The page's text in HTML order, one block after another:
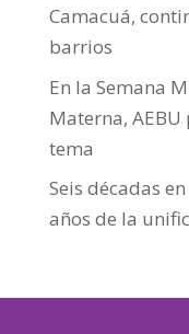
Camacuá,
barrios
En la Semana
Materna,
tema
Seis décadas
años de la